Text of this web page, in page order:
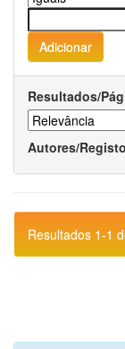
Resultados/
Autores/Registo
Resultados 1-1